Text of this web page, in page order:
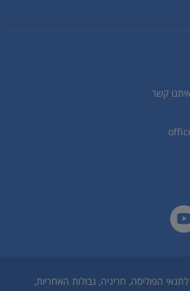
קשר
הפוליסה, חריגיה, גבולות האחריות,